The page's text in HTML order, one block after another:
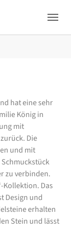
hat eine sehr
König in
mit
Die
und mit
zu verbinden.
Kollektion. Das
Design und
erhalten
Stein und lässt